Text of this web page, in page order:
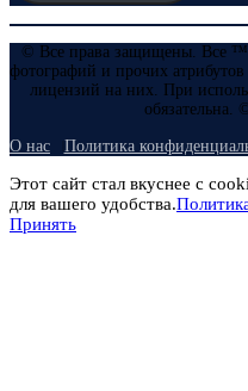
© Все права защищены. Все ™
фотографий и прочих
лицензий на них. При
обязательна.
О нас Политика
Этот сайт стал вкуснее с
для вашего удобства.
Принять